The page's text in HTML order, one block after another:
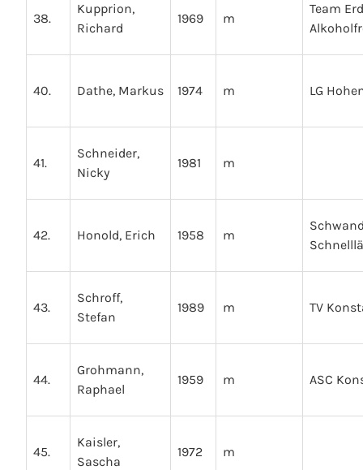
38.
Kupprion,
Richard
1969 m
Team
40. Dathe, Markus 1974 m LG
41.
Schneider,
Nicky
1981 m
42. Honold, Erich 1958 m
43.
Schroff,
Stefan
1989 m TV
44.
Grohmann,
Raphael
1959 m ASC
45.
Kaisler,
Sascha
1972 m